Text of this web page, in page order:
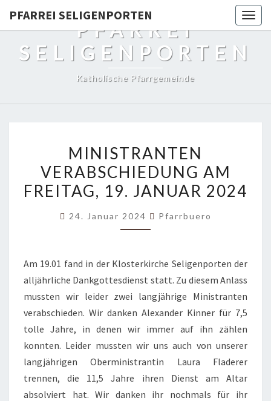
PFARREI SELIGENPORTEN
PFARREI
SELIGENPORTEN
Katholische Pfarrgemeinde
VERABSCHIEDUNG
AM
FREITAG,
JANUAR
MINISTRANTEN
VERABSCHIEDUNG AM
FREITAG, 19. JANUAR 2024
24. Januar 2024 Pfarrbuero
Am 19.01 fand in der Klosterkirche Seligenporten der
alljährliche Dankgottesdienst statt. Zu diesem Anlass
mussten wir leider zwei langjährige Ministranten
verabschieden. Wir danken Alexander Kinner für 7,5
tolle Jahre, in denen wir immer auf ihn zählen
konnten. Leider mussten wir uns auch von unserer
langjährigen Oberministrantin Laura Fladerer
trennen, die 11,5 Jahre ihren Dienst am Altar
absolviert hat. Wir danken ihr nochmals für ihr